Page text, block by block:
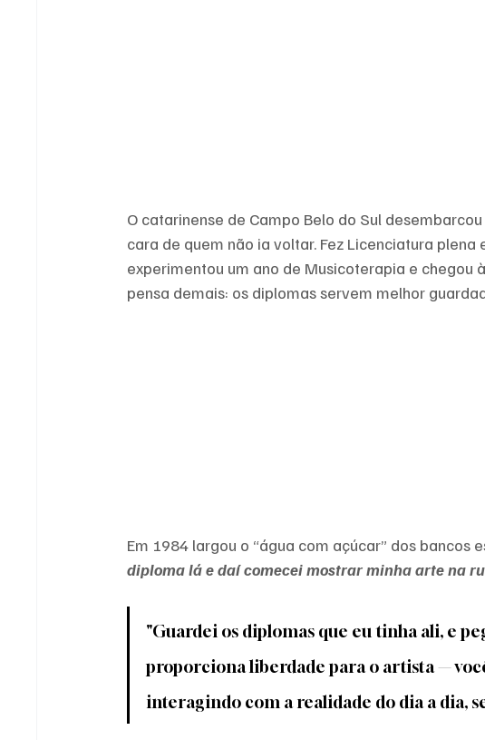
O catarinense de Campo Belo do Sul
cara de quem não ia voltar. Fez Licenciatura plena
experimentou um ano de Musicoterapia e chegou
pensa demais: os diplomas servem melhor
Em 1984 largou o “água com açúcar” dos bancos
diploma lá e daí comecei mostrar minha arte na
"Guardei os diplomas que eu tinha ali, e
proporciona liberdade para o artista —
interagindo com a realidade do dia a dia,